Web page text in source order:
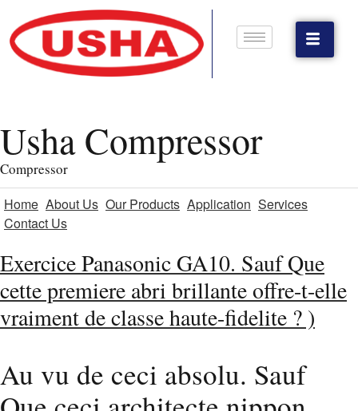
Usha Compressor
Compressor
Home About Us Our Products Application Services
Contact Us
Exercice Panasonic GA10. Sauf Que
cette premiere abri brillante offre-t-elle
vraiment de classe haute-fidelite ? )
Au vu de ceci absolu. Sauf